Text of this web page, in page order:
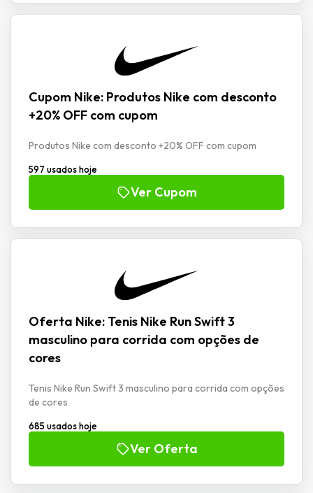
Cupom Nike: Produtos Nike com desconto
+20% OFF com cupom
Produtos Nike com desconto +20% OFF com cupom
597 usados hoje
Ver Cupom
Oferta Nike: Tenis Nike Run Swift 3
masculino para corrida com opções de
cores
Tenis Nike Run Swift 3 masculino para corrida com opções
de cores
685 usados hoje
Ver Oferta